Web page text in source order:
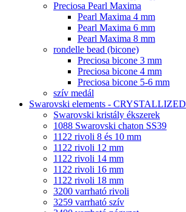
Preciosa Pearl Maxima
Pearl Maxima 4 mm
Pearl Maxima 6 mm
Pearl Maxima 8 mm
rondelle bead (bicone)
Preciosa bicone 3 mm
Preciosa bicone 4 mm
Preciosa bicone 5-6 mm
szív medál
Swarovski elements - CRYSTALLIZED
Swarovski kristály ékszerek
1088 Swarovski chaton SS39
1122 rivoli 8 és 10 mm
1122 rivoli 12 mm
1122 rivoli 14 mm
1122 rivoli 16 mm
1122 rivoli 18 mm
3200 varrható rivoli
3259 varrható szív